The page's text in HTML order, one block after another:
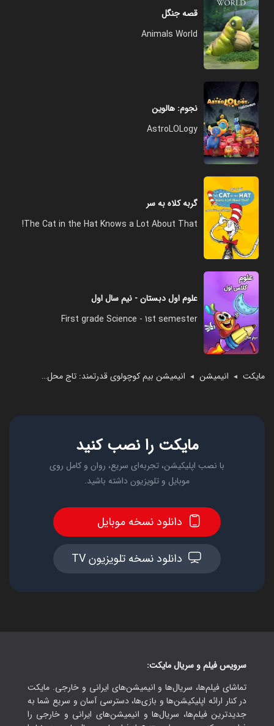
مایکت ◄ انیمیشن ◄ انیمیشن بیم کوچولوی قدرتمند: تاج محل را دوست دارم
قصه جنگل
Animals World
نجوم: هالوین
AstroLOLogy
گربه کلاه به سر
The Cat in the Hat Knows a Lot About That!
علوم اول دبستان - نیم سال اول
First grade Science - 1st semester
مایکت را نصب کنید
با نصب اپلیکیشن، تجربه‌ای سریع، روان و کامل روی
موبایل و تلویزیون داشته باشید.
دانلود نسخه موبایل
دانلود نسخه تلویزیون TV
سرویس فیلم و سریال مایکت:
تماشای فیلم‌ها، سریال‌ها و انیمیشن‌های ایرانی و خارجی. مایکت
در کنار ارائه اپلیکیشن‌ها و بازی‌ها، دسترسی آسان و سریع شما به
جدیدترین فیلم‌ها، سریال‌ها و انیمیشن‌های ایرانی و خارجی را